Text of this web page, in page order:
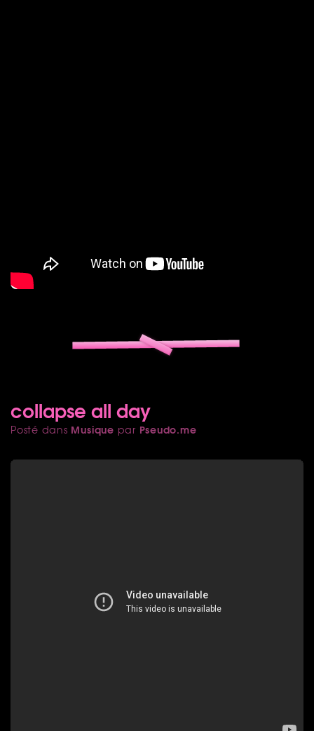
collapse all day
Posté dans Musique par Pseudo.me